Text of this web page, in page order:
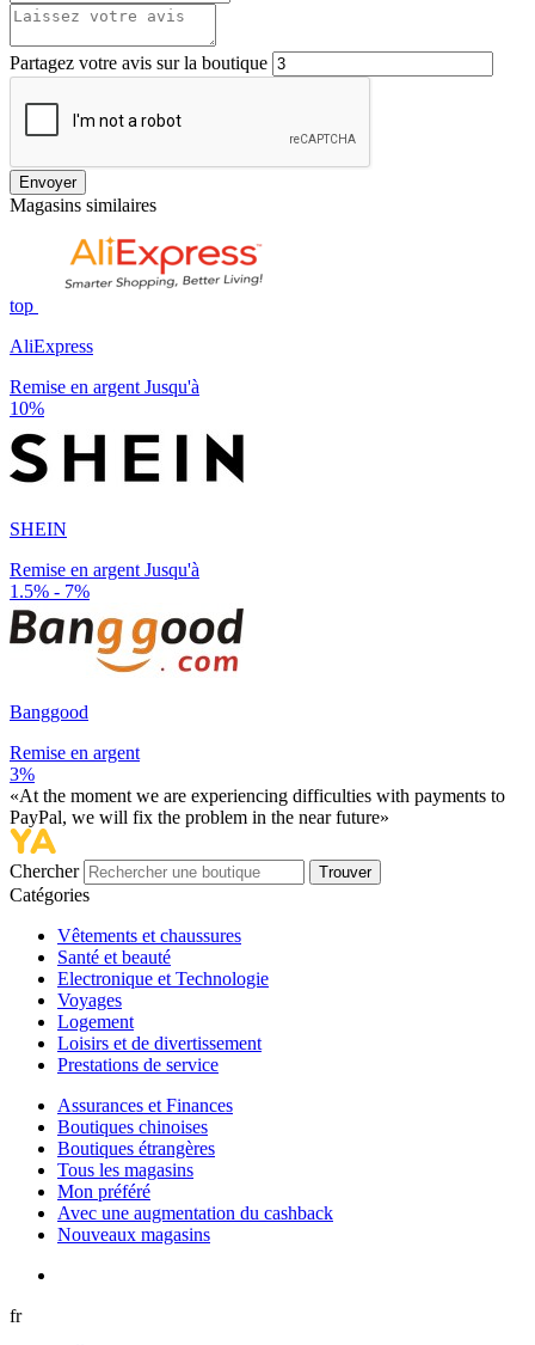
Partagez votre avis sur la boutique
Envoyer
Magasins similaires
top
AliExpress
Remise en argent Jusqu'à
10%
SHEIN
Remise en argent Jusqu'à
1.5% - 7%
Banggood
Remise en argent
3%
«At the moment we are experiencing difficulties with payments to
PayPal, we will fix the problem in the near future»
Chercher Trouver
Catégories
Vêtements et chaussures
Santé et beauté
Electronique et Technologie
Voyages
Logement
Loisirs et de divertissement
Prestations de service
Assurances et Finances
Boutiques chinoises
Boutiques étrangères
Tous les magasins
Mon préféré
Avec une augmentation du cashback
Nouveaux magasins
fr